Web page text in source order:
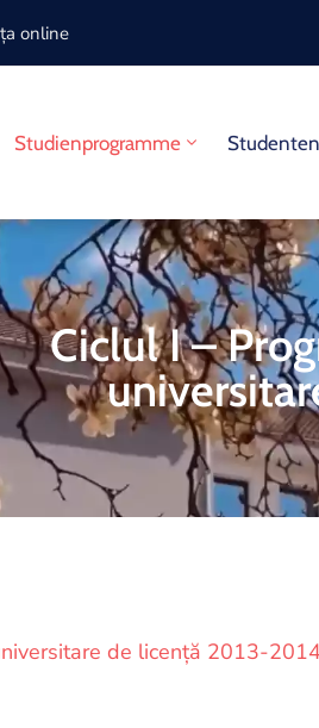
online
Studienprogramme Studenten
Ciclul I –
de licență 2013-